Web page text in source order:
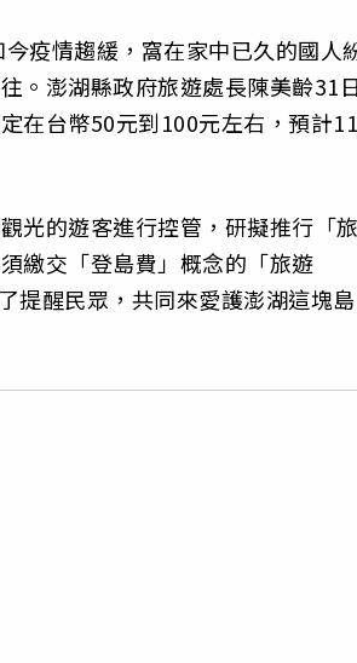
疫情趨緩，窩在家中已久的國人
。澎湖縣政府旅遊處長陳美齡31
在台幣50元到100元左右，預計
光的遊客進行控管，研擬推行「
繳交「登島費」概念的「旅遊
提醒民眾，共同來愛護澎湖這塊島